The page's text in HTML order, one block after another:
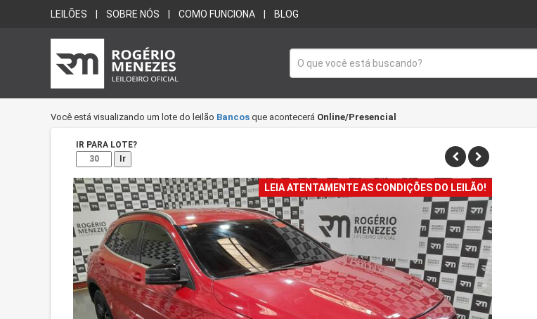
LEILÕES SOBRE NÓS COMO FUNCIONA BLOG
Você está visualizando um lote do leilão Bancos que acontecerá Online/Presencial
IR PARA LOTE?
Ir
LEIA ATENTAMENTE AS CONDIÇÕES DO LEILÃO!